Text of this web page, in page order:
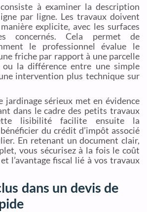
consiste à examiner la description
par ligne. Les travaux doivent
explicite, avec les surfaces
concernés. Cela permet de
le professionnel évalue le
friche par rapport à une parcelle
ou la différence entre une simple
intervention plus technique sur
jardinage sérieux met en évidence
dans le cadre des petits travaux
lisibilité facilite ensuite la
du crédit d’impôt associé
En retenant un document clair,
vous sécurisez à la fois le coût
l’avantage fiscal lié à vos travaux
dans un devis de